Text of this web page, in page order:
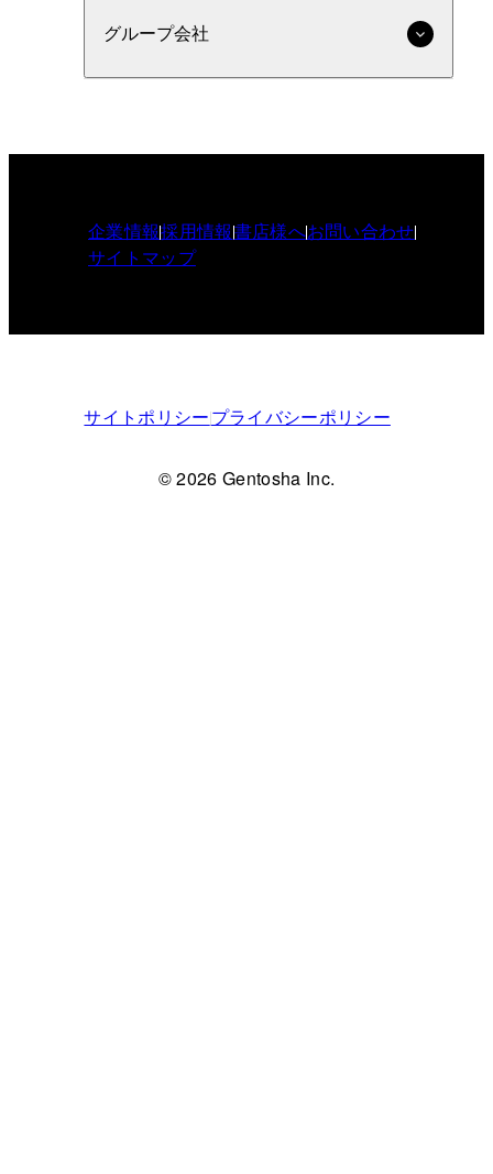
グループ会社
企業情報採用情報書店様へお問い合わせ
サイトマップ
サイトポリシープライバシーポリシー
© 2026 Gentosha Inc.